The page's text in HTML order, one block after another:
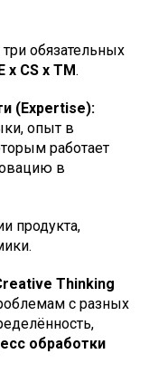
обязательных
x CS x TM.
(Expertise):
опыт в
работает
в
продукта,
Thinking
с разных
обработки